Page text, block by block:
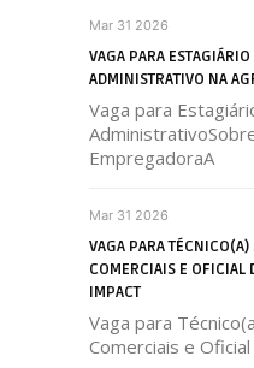
Mar 31 2026
VAGA PARA
ADMINISTRATIVO NA
Vaga para
EmpregadoraA
Mar 31 2026
VAGA PARA
COMERCIAIS E OFICIAL
IMPACT
Vaga para
Comerciais e